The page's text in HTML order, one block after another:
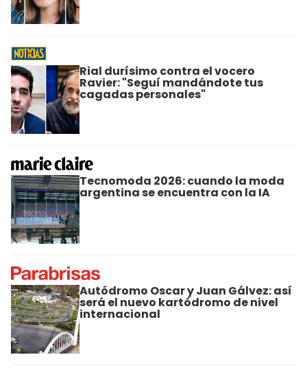
Rial durísimo contra el vocero
Ravier: "Seguí mandándote tus
cagadas personales"
Tecnomoda 2026: cuando la moda
argentina se encuentra con la IA
Autódromo Oscar y Juan Gálvez: así
será el nuevo kartódromo de nivel
internacional